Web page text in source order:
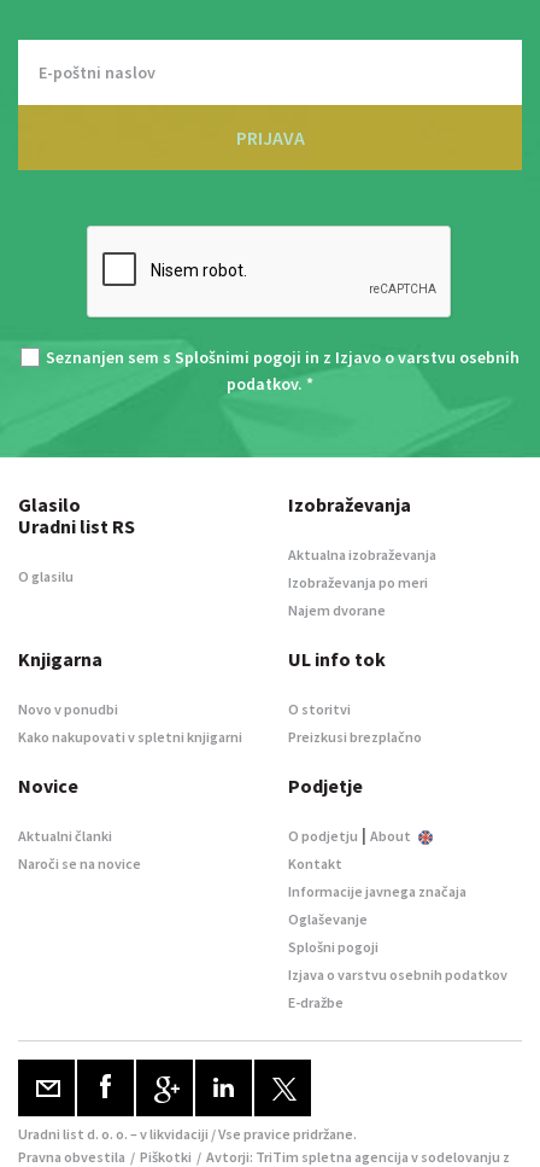
PRIJAVA
Seznanjen sem s Splošnimi pogoji in z Izjavo o varstvu osebnih
podatkov. *
Glasilo
Uradni list RS
O glasilu
Izobraževanja
Aktualna izobraževanja
Izobraževanja po meri
Najem dvorane
Knjigarna
Novo v ponudbi
Kako nakupovati v spletni knjigarni
UL info tok
O storitvi
Preizkusi brezplačno
Novice
Aktualni članki
Naroči se na novice
Podjetje
O podjetju | About
Kontakt
Informacije javnega značaja
Oglaševanje
Splošni pogoji
Izjava o varstvu osebnih podatkov
E-dražbe
Uradni list d. o. o. – v likvidaciji / Vse pravice pridržane.
Pravna obvestila / Piškotki / Avtorji: TriTim spletna agencija v sodelovanju z